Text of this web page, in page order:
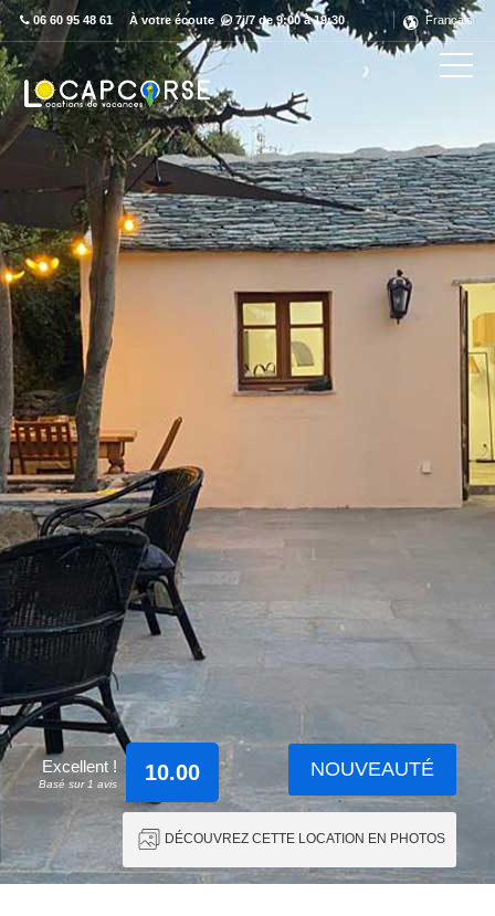
06 60 95 48 61 À votre écoute 7j/7 de 9:00 à 19:30 Français
Excellent !
Basé sur 1 avis 10.00 NOUVEAUTÉ
DÉCOUVREZ CETTE LOCATION EN PHOTOS
Découvrez ce label en détail